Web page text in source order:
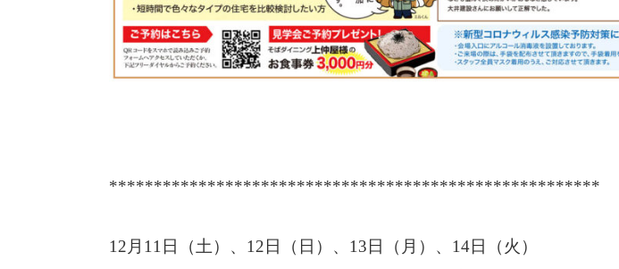
*******************************************************
12月11日（土）、12日（日）、13日（月）、14日（火）